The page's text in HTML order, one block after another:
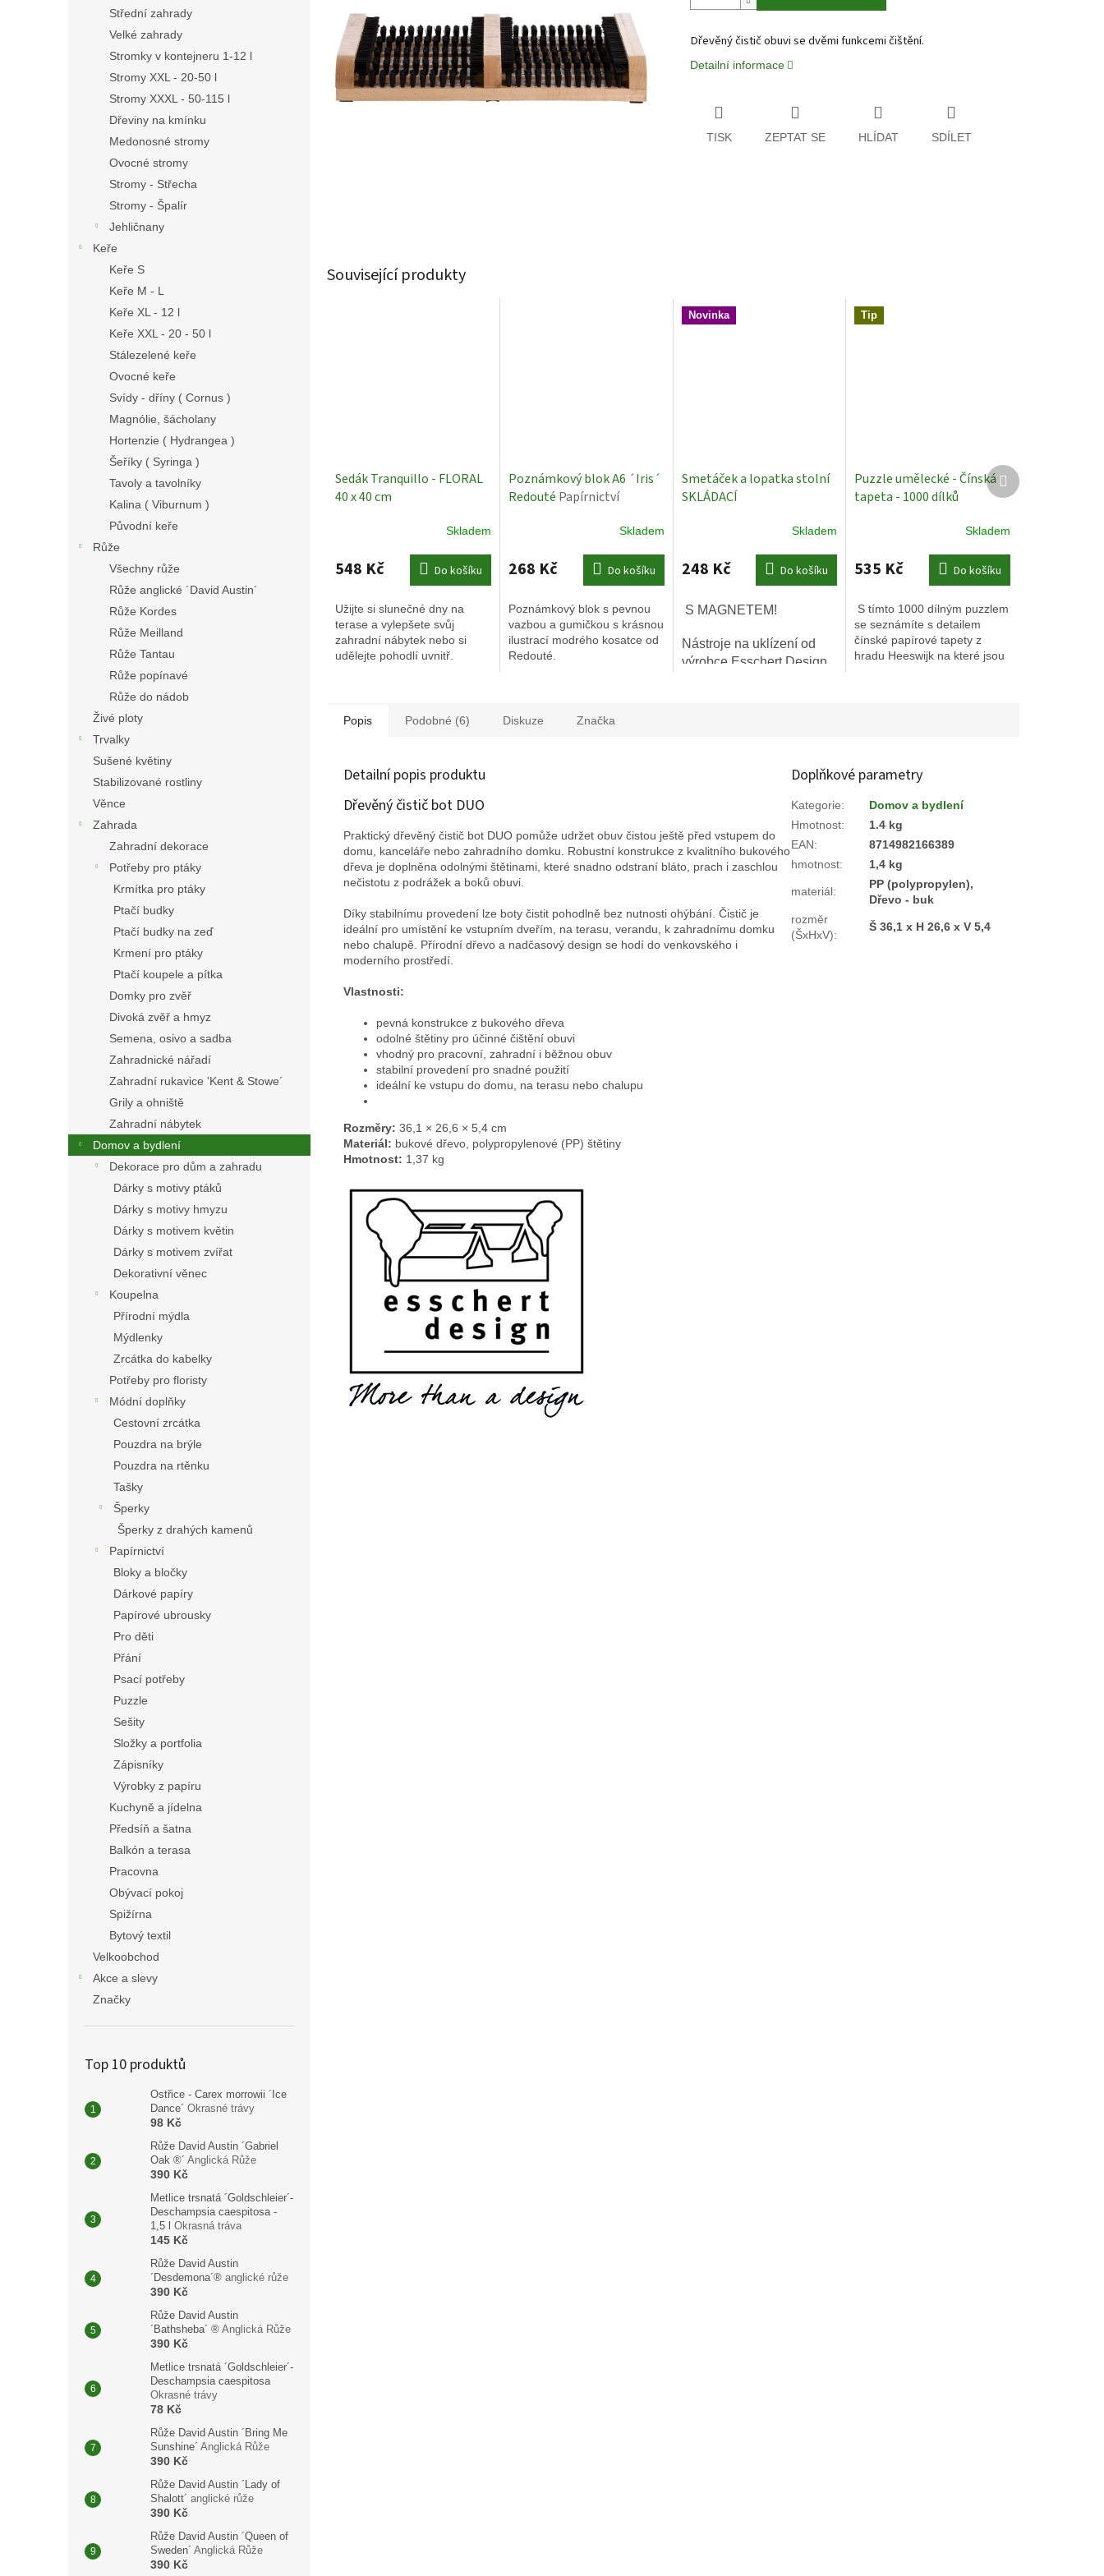
Střední zahrady
Velké zahrady
Stromky v kontejneru 1-12 l
Stromy XXL - 20-50 l
Stromy XXXL - 50-115 l
Dřeviny na kmínku
Medonosné stromy
Ovocné stromy
Stromy - Střecha
Stromy - Špalír
Jehličnany
Keře
Keře S
Keře M - L
Keře XL - 12 l
Keře XXL - 20 - 50 l
Stálezelené keře
Ovocné keře
Svídy - dříny ( Cornus )
Magnólie, šácholany
Hortenzie ( Hydrangea )
Šeříky ( Syringa )
Tavoly a tavolníky
Kalina ( Viburnum )
Původní keře
Růže
Všechny růže
Růže anglické ´David Austin´
Růže Kordes
Růže Meilland
Růže Tantau
Růže popínavé
Růže do nádob
Živé ploty
Trvalky
Sušené květiny
Stabilizované rostliny
Věnce
Zahrada
Zahradní dekorace
Potřeby pro ptáky
Krmítka pro ptáky
Ptačí budky
Ptačí budky na zeď
Krmení pro ptáky
Ptačí koupele a pítka
Domky pro zvěř
Divoká zvěř a hmyz
Semena, osivo a sadba
Zahradnické nářadí
Zahradní rukavice 'Kent & Stowe´
Grily a ohniště
Zahradní nábytek
Domov a bydlení
Dekorace pro dům a zahradu
Dárky s motivy ptáků
Dárky s motivy hmyzu
Dárky s motivem květin
Dárky s motivem zvířat
Dekorativní věnec
Koupelna
Přírodní mýdla
Mýdlenky
Zrcátka do kabelky
Potřeby pro floristy
Módní doplňky
Cestovní zrcátka
Pouzdra na brýle
Pouzdra na rtěnku
Tašky
Šperky
Šperky z drahých kamenů
Papírnictví
Bloky a bločky
Dárkové papíry
Papírové ubrousky
Pro děti
Přání
Psací potřeby
Puzzle
Sešity
Složky a portfolia
Zápisníky
Výrobky z papíru
Kuchyně a jídelna
Předsíň a šatna
Balkón a terasa
Pracovna
Obývací pokoj
Spižírna
Bytový textil
Velkoobchod
Akce a slevy
Značky
Top 10 produktů
Ostřice - Carex morrowii ´Ice
Dance´ Okrasné trávy
98 Kč
Růže David Austin ´Gabriel
Oak ®´ Anglická Růže
390 Kč
Metlice trsnatá ´Goldschleier´-
Deschampsia caespitosa -
1,5 l Okrasná tráva
145 Kč
Růže David Austin
´Desdemona´® anglické růže
390 Kč
Růže David Austin
´Bathsheba´ ® Anglická Růže
390 Kč
Metlice trsnatá ´Goldschleier´-
Deschampsia caespitosa
Okrasné trávy
78 Kč
Růže David Austin ´Bring Me
Sunshine´ Anglická Růže
390 Kč
Růže David Austin ´Lady of
Shalott´ anglické růže
390 Kč
Růže David Austin ´Queen of
Sweden´ Anglická Růže
390 Kč
Dřevěný čistič obuvi se dvěmi funkcemi čištění.
Detailní informace
TISK ZEPTAT SE HLÍDAT SDÍLET
Související produkty
Sedák Tranquillo - FLORAL
40 x 40 cm
Skladem
548 Kč Do košíku
Užijte si slunečné dny na
terase a vylepšete svůj
zahradní nábytek nebo si
udělejte pohodlí uvnitř.
Poznámkový blok A6 ´Iris´
Redouté Papírnictví
Skladem
268 Kč Do košíku
Poznámkový blok s pevnou
vazbou a gumičkou s krásnou
ilustrací modrého kosatce od
Redouté.
Novinka
Smetáček a lopatka stolní
SKLÁDACÍ
Skladem
248 Kč Do košíku
S MAGNETEM!
Nástroje na uklízení od
výrobce Esschert Design
Tip
Puzzle umělecké - Čínská
tapeta - 1000 dílků
Skladem
535 Kč Do košíku
S tímto 1000 dílným puzzlem
se seznámíte s detailem
čínské papírové tapety z
hradu Heeswijk na které jsou
Další
produkt
Popis Podobné (6) Diskuze Značka
Detailní popis produktu
Dřevěný čistič bot DUO
Praktický dřevěný čistič bot DUO pomůže udržet obuv čistou ještě před vstupem do
domu, kanceláře nebo zahradního domku. Robustní konstrukce z kvalitního bukového
dřeva je doplněna odolnými štětinami, které snadno odstraní bláto, prach i zaschlou
nečistotu z podrážek a boků obuvi.
Díky stabilnímu provedení lze boty čistit pohodlně bez nutnosti ohýbání. Čistič je
ideální pro umístění ke vstupním dveřím, na terasu, verandu, k zahradnímu domku
nebo chalupě. Přírodní dřevo a nadčasový design se hodí do venkovského i
moderního prostředí.
Vlastnosti:
pevná konstrukce z bukového dřeva
odolné štětiny pro účinné čištění obuvi
vhodný pro pracovní, zahradní i běžnou obuv
stabilní provedení pro snadné použití
ideální ke vstupu do domu, na terasu nebo chalupu
Rozměry: 36,1 × 26,6 × 5,4 cm
Materiál: bukové dřevo, polypropylenové (PP) štětiny
Hmotnost: 1,37 kg
Doplňkové parametry
Kategorie:
Domov a bydlení
Hmotnost:
1.4 kg
EAN:
8714982166389
hmotnost: 1,4 kg
materiál:
PP (polypropylen),
Dřevo - buk
rozměr
(ŠxHxV):
Š 36,1 x H 26,6 x V 5,4